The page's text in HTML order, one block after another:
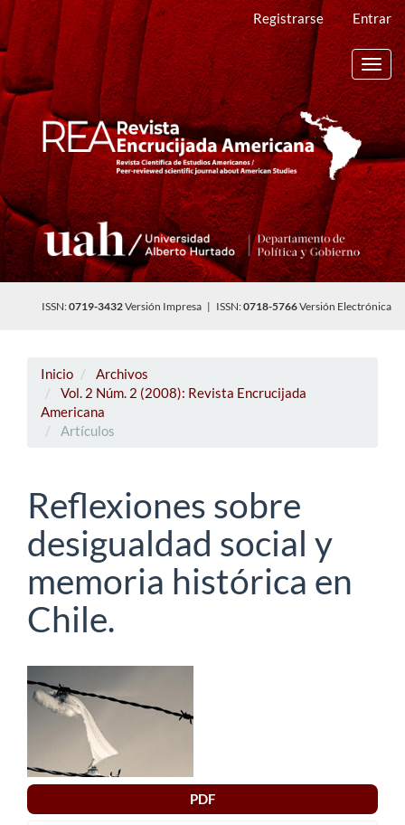
Navegación
principal
Contenido
principal
Barra
lateral
Registrarse Entrar
ISSN:0719-3432Versión Impresa | ISSN:0718-5766Versión Electrónica
Inicio
Archivos
Vol. 2 Núm. 2 (2008): Revista Encrucijada
Americana
Artículos
Reflexiones sobre
desigualdad social y
memoria histórica en
Chile.
Barra
lateral
del
artículo
PDF